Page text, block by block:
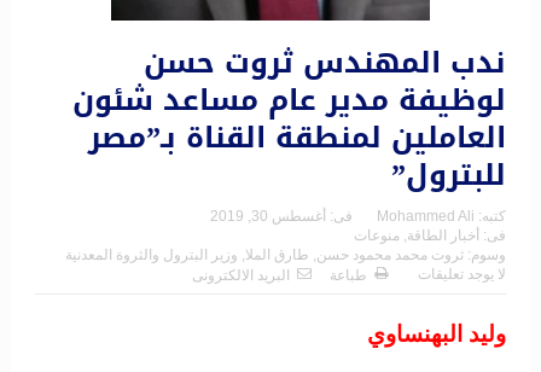
ندب المهندس ثروت حسن
لوظيفة مدير عام مساعد شئون
العاملين لمنطقة القناة بـ”مصر
للبترول”
كتبه: Mohammed Ali فى: أغسطس 30, 2019
فى: أخبار الطاقة منوعات
وسوم: ثروت محمد محمود حسن طارق الملا وزير البترول والثروة المعدنية
لا يوجد تعليقات
طباعة البريد الالكترونى
وليد البهنساوي